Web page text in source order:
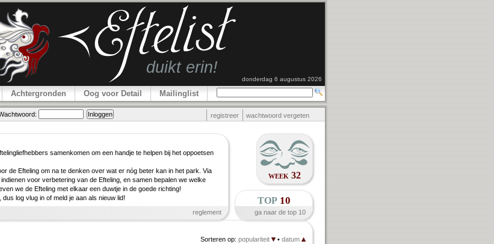
donderdag 6 augustus 2026
Achtergronden Oog voor Detail Mailinglist
registreer wachtwoord vergeten
samenkomen om een handje te helpen bij het oppoetsen
de Efteling om na te denken over wat er nóg beter kan in het park. Via
voor verbe­tering van de Efteling, en samen bepalen we welke
we de Efteling met elkaar een duwtje in de goede richting!
log vlug in of meld je aan als nieuw lid!
reglement
week 32
top 10
ga naar de top 10
Sorteren op: populariteit • datum